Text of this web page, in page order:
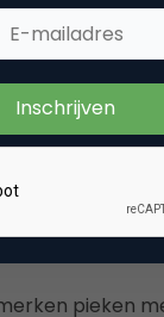
met
weten
voor
de
extra lonen.
in het
pieken